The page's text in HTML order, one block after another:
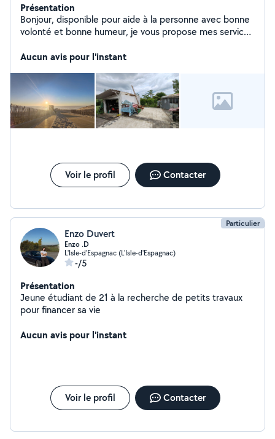
Présentation
Bonjour, disponible pour aide à la personne avec bonne
volonté et bonne humeur, je vous propose mes services
meubles ou encombrants, la livraisons, le jardinage,
ou immoblier. Je peux également sous condition et
suivant disponibilité faire des soins et massages
relaxant.
Aucun avis pour l'instant
Voir le profil Contacter
Particulier
Enzo Duvert
Enzo .D
L'Isle-d'Espagnac (L'Isle-d'Espagnac)
-/5
Présentation
Jeune étudiant de 21 à la recherche de petits travaux
pour financer sa vie
Aucun avis pour l'instant
Voir le profil Contacter